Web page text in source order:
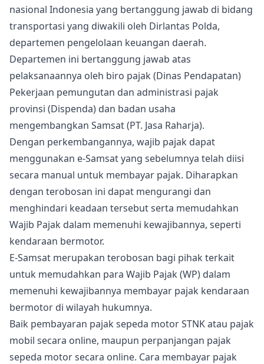
nasional Indonesia yang bertanggung jawab di bidang
transportasi yang diwakili oleh Dirlantas Polda,
departemen pengelolaan keuangan daerah.
Departemen ini bertanggung jawab atas
pelaksanaannya oleh biro pajak (Dinas Pendapatan)
Pekerjaan pemungutan dan administrasi pajak
provinsi (Dispenda) dan badan usaha
mengembangkan Samsat (PT. Jasa Raharja).
Dengan perkembangannya, wajib pajak dapat
menggunakan e-Samsat yang sebelumnya telah diisi
secara manual untuk membayar pajak. Diharapkan
dengan terobosan ini dapat mengurangi dan
menghindari keadaan tersebut serta memudahkan
Wajib Pajak dalam memenuhi kewajibannya, seperti
kendaraan bermotor.
E-Samsat merupakan terobosan bagi pihak terkait
untuk memudahkan para Wajib Pajak (WP) dalam
memenuhi kewajibannya membayar pajak kendaraan
bermotor di wilayah hukumnya.
Baik pembayaran pajak sepeda motor STNK atau pajak
mobil secara online, maupun perpanjangan pajak
sepeda motor secara online. Cara membayar pajak